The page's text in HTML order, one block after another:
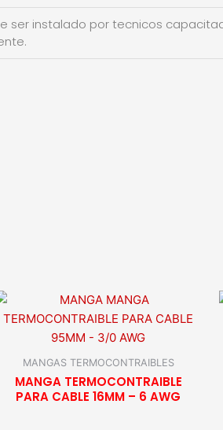
ser instalado por tecnicos
MANGAS TERMOCONTRAIBLES
MANGA TERMOCONTRAIBLE
PARA CABLE 16MM – 6 AWG